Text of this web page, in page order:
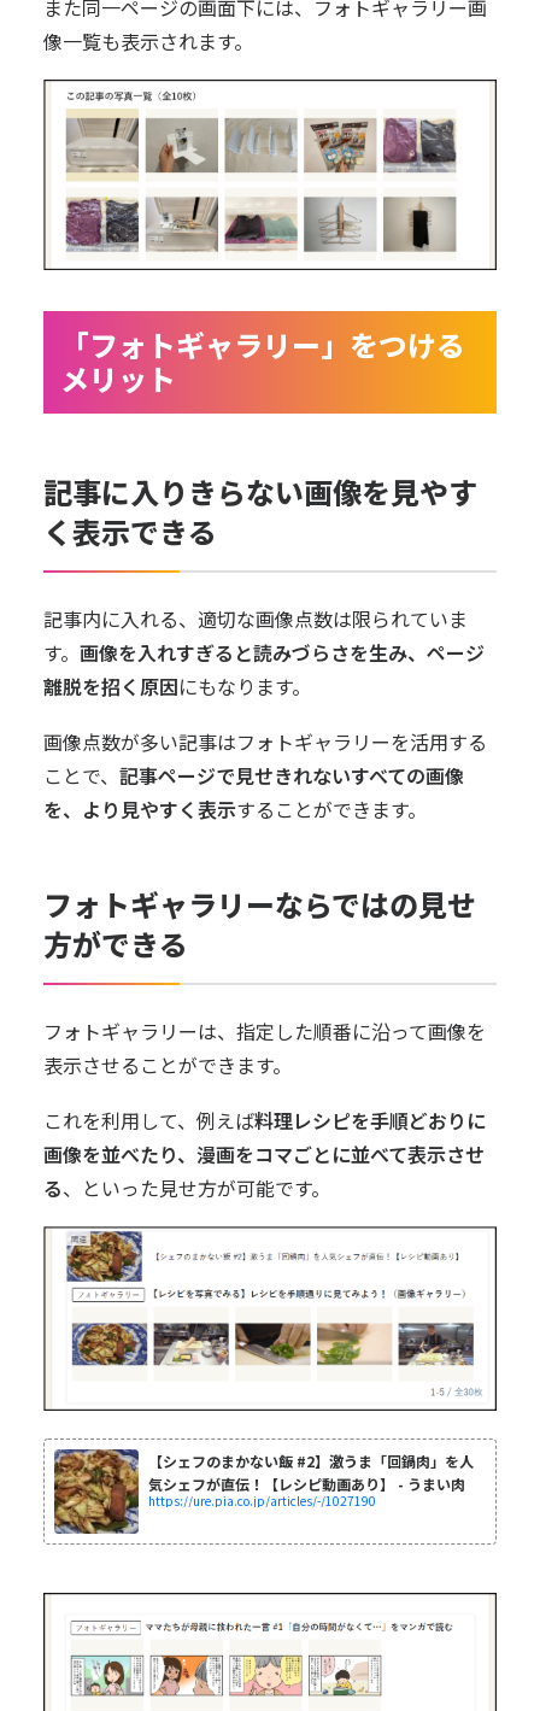
また同一ページの画面下には、フォトギャラリー画
像一覧も表示されます。
「フォトギャラリー」をつける
メリット
記事に入りきらない画像を見やす
く表示できる
記事内に入れる、適切な画像点数は限られていま
す。 画像を入れすぎると読みづらさを生み、ページ
離脱を招く原因にもなります。
画像点数が多い記事はフォトギャラリーを活用する
ことで、 記事ページで見せきれないすべての画像
を、より見やすく表示することができます。
フォトギャラリーならではの見せ
方ができる
フォトギャラリーは、指定した順番に沿って画像を
表示させることができます。
これを利用して、例えば料理レシピを手順どおりに
画像を並べたり、漫画をコマごとに並べて表示させ
る、といった見せ方が可能です。
【シェフのまかない飯 #2】激うま「回鍋肉」を人
気シェフが直伝！【レシピ動画あり】 - うまい肉
https://ure.pia.co.jp/articles/-/1027190